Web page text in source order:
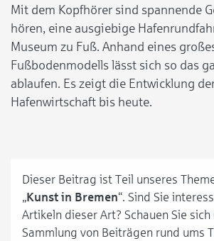
Mit dem Kopfhörer sind spannende
hören, eine ausgiebige
Museum zu Fuß. Anhand eines
Fußbodenmodells lässt sich so das
ablaufen. Es zeigt die Entwicklung
Hafenwirtschaft bis heute.
Dieser Beitrag ist Teil unseres
„Kunst in Bremen“. Sind Sie
Artikeln dieser Art? Schauen Sie sich
Sammlung von Beiträgen rund ums